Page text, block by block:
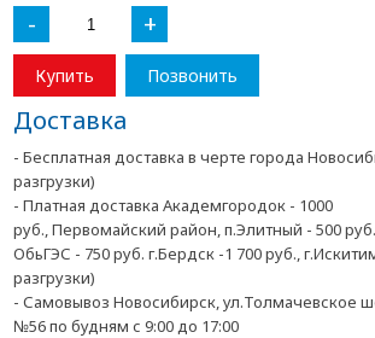
- +
Купить Позвонить
Доставка
- Бесплатная доставка в черте города
разгрузки)
- Платная доставка Академгородок - 1000
руб., Первомайский район, п.Элитный - 500
ОбьГЭС - 750 руб. г.Бердск -1 700 руб.,
разгрузки)
- Самовывоз Новосибирск, ул.Толмачевское
№56 по будням с 9:00 до 17:00